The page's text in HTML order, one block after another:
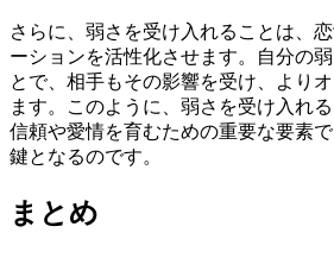
さらに、弱さを受け入れることは、
ーションを活性化させます。自分の
とで、相手もその影響を受け、より
ます。このように、弱さを受け入れ
信頼や愛情を育むための重要な要素
鍵となるのです。
まとめ